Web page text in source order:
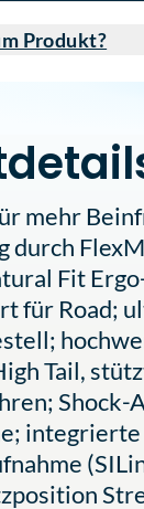
Produkt?
mehr
durch
Fit
für Road;
Tail,
Shock-
integrierte